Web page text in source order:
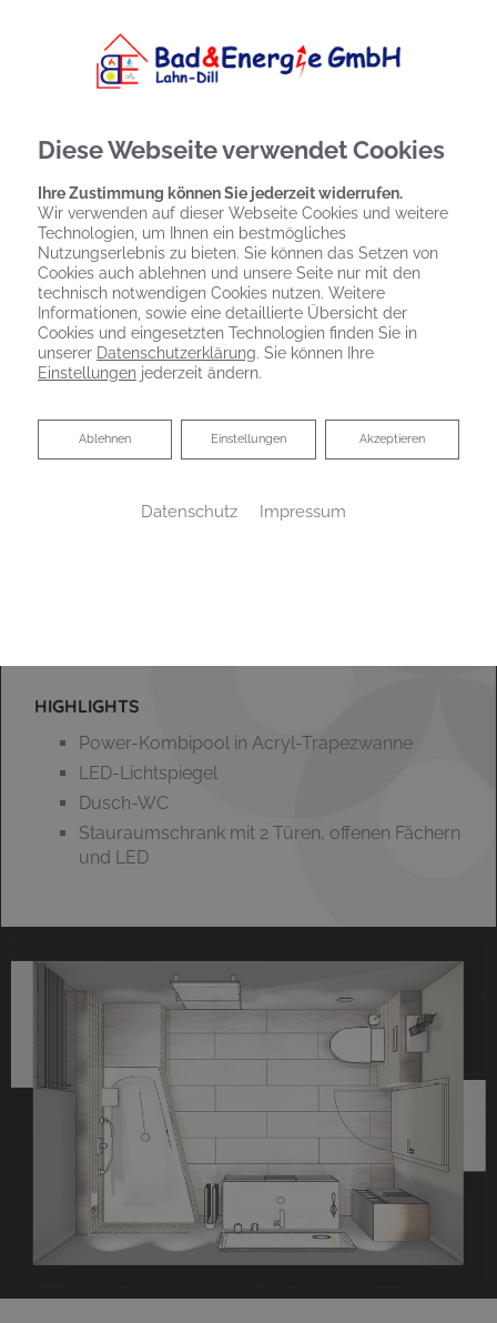
Startseite»Bad» Badinspiration & Musterbäder
Luxus-Bad 8,2 ㎡
HIGHLIGHTS
Power-Kombipool in Acryl-Trapezwanne
LED-Lichtspiegel
Dusch-WC
Stauraumschrank mit 2 Türen, offenen Fächern
und LED
Diese Webseite verwendet Cookies
Ihre Zustimmung können Sie jederzeit widerrufen.
Wir verwenden auf dieser Webseite Cookies und weitere
Technologien, um Ihnen ein bestmögliches
Nutzungserlebnis zu bieten. Sie können das Setzen von
Cookies auch ablehnen und unsere Seite nur mit den
technisch notwendigen Cookies nutzen. Weitere
Informationen, sowie eine detaillierte Übersicht der
Cookies und eingesetzten Technologien finden Sie in
unserer Datenschutzerklärung. Sie können Ihre
Einstellungen jederzeit ändern.
Akzeptieren
Einstellungen
Ablehnen
Ablehnen
Datenschutz Impressum